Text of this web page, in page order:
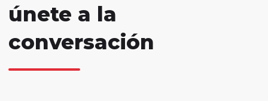
únete a la
conversación